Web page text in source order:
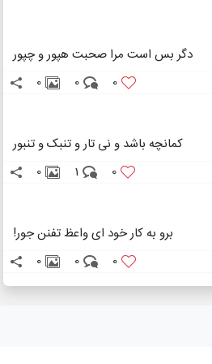
دگر بس است مرا صحبت هپور و چپور
0
0
0
کمانچه باشد و نی تار و تنبک و تنبور
0
1
0
برو به کار خود ای واعظ تفنن جور!
0
0
0